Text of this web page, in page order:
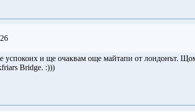
успокоих и ще очаквам още майтапи от лондонът.
Bridge. :)))